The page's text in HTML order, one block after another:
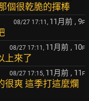
個很乾脆的揮棒
08/27 17:11, 11月前 , 9F
08/27 17:11, 11月前 , 10F
上來了
08/27 17:15, 11月前 , 11 F
很爽 這季打這麼爛